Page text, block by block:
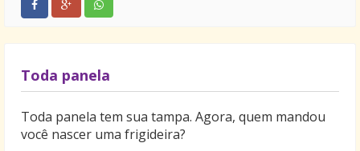
Toda panela
Toda panela tem sua tampa. Agora, quem mandou
você nascer uma frigideira?